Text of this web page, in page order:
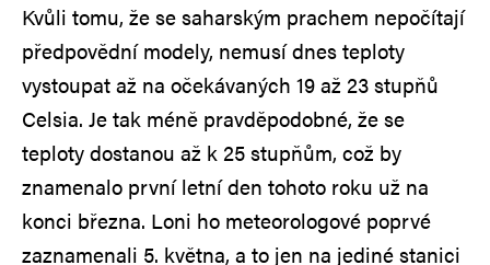
Kvůli tomu, že se saharským prachem nepočítají
předpovědní modely, nemusí dnes teploty
vystoupat až na očekávaných 19 až 23 stupňů
Celsia. Je tak méně pravděpodobné, že se
teploty dostanou až k 25 stupňům, což by
znamenalo první letní den tohoto roku už na
konci března. Loni ho meteorologové poprvé
zaznamenali 5. května, a to jen na jediné stanici